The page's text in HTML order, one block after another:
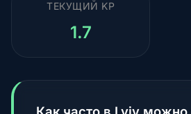
ТЕКУЩИЙ KP
1.7